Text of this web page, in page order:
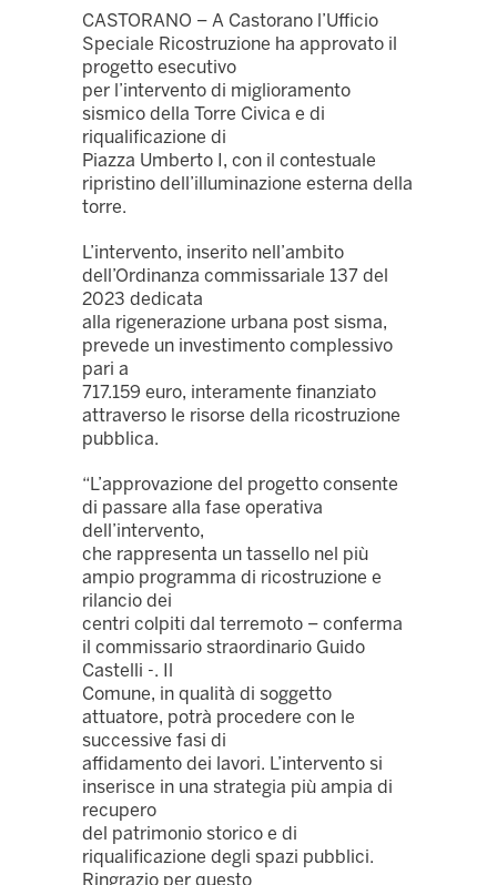
CASTORANO – A Castorano l’Ufficio
Speciale Ricostruzione ha approvato il
progetto esecutivo
per l’intervento di miglioramento
sismico della Torre Civica e di
riqualificazione di
Piazza Umberto I, con il contestuale
ripristino dell’illuminazione esterna della
torre.
L’intervento, inserito nell’ambito
dell’Ordinanza commissariale 137 del
2023 dedicata
alla rigenerazione urbana post sisma,
prevede un investimento complessivo
pari a
717.159 euro, interamente finanziato
attraverso le risorse della ricostruzione
pubblica.
“L’approvazione del progetto consente
di passare alla fase operativa
dell’intervento,
che rappresenta un tassello nel più
ampio programma di ricostruzione e
rilancio dei
centri colpiti dal terremoto – conferma
il commissario straordinario Guido
Castelli -. Il
Comune, in qualità di soggetto
attuatore, potrà procedere con le
successive fasi di
affidamento dei lavori. L’intervento si
inserisce in una strategia più ampia di
recupero
del patrimonio storico e di
riqualificazione degli spazi pubblici.
Ringrazio per questo